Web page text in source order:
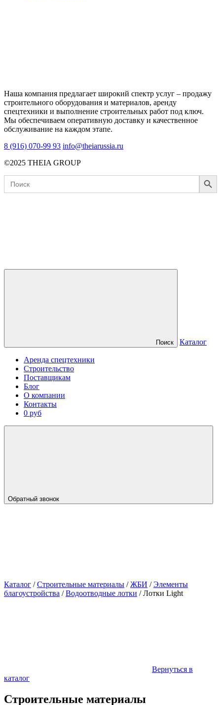
Наша компания предлагает широкий спектр услуг – продажу
строительного оборудования и материалов, аренду
спецтехники и выполнение строительных работ под ключ.
Мы обеспечиваем оперативную доставку и качественное
обслуживание на каждом этапе.
8 (916) 070-99 93 info@theiarussia.ru
©2025 THEIA GROUP
Search
for:
Search Button
Поиск Каталог
Аренда спецтехники
Строительство
Поставщикам
Блог
О компании
Контакты
0 руб
Обратный звонок
Каталог /Строительные материалы /ЖБИ /Элементы
благоустройства /Водоотводные лотки /Лотки Light
Вернуться в
каталог
Строительные материалы